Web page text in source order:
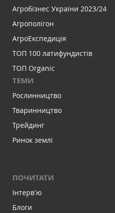
Агробізнес України 2023/24
Агрополігон
АгроЕкспедиція
ТОП 100 латифундистів
ТОП Organic
ТЕМИ
Рослинництво
Тваринництво
Трейдинг
Ринок землі
ПОЧИТАТИ
Інтервʼю
Блоги